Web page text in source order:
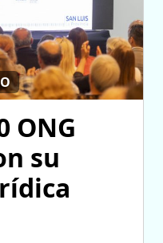
ONG
su